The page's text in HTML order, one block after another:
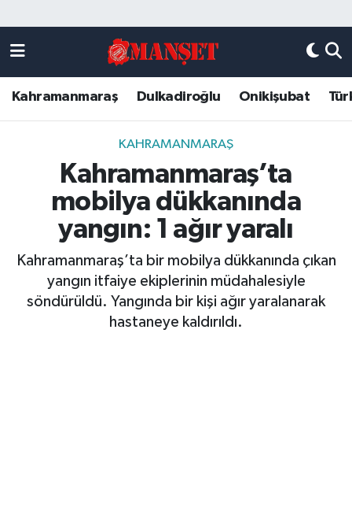
Kahramanmaraş Dulkadiroğlu Onikişubat
KAHRAMANMARAŞ
Kahramanmaraş’ta
mobilya dükkanında
yangın: 1 ağır yaralı
Kahramanmaraş’ta bir mobilya dükkanında çıkan
yangın itfaiye ekiplerinin müdahalesiyle
söndürüldü. Yangında bir kişi ağır yaralanarak
hastaneye kaldırıldı.
DULKADİROĞLU
KAHRAMANMARAŞ
ONİKİŞUBAT
Künye
Kahramanmaraş Nöbetçi Eczaneler
Kahramanmaraş Hava Durumu
Kahramanmaraş Trafik Yoğunluk Haritası
Süper Lig Puan Durumu ve Fikstür
Son Dakika Haberleri
Haber Arşivi